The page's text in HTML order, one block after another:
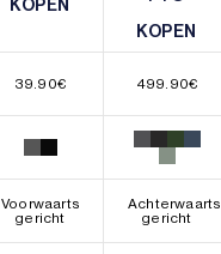
KOPEN
KOPEN
KOPEN
39.90€ 499.90€
Voorwaarts
gericht
Achterwaarts
gericht